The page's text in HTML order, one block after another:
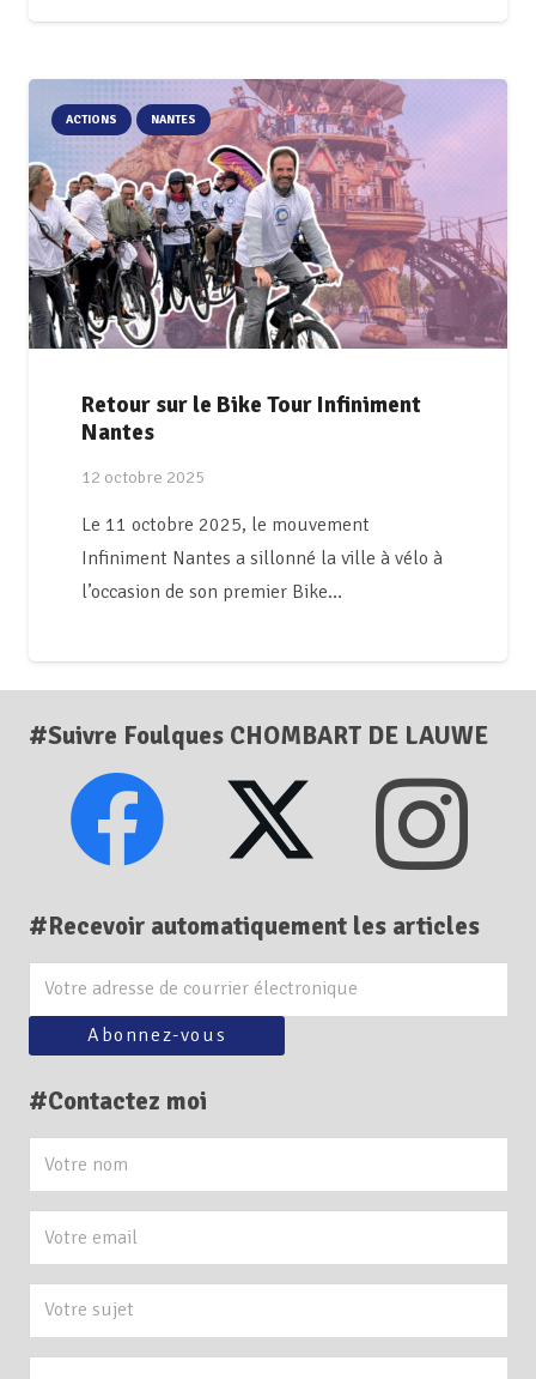
ACTIONS NANTES
Retour sur le Bike Tour Infiniment
Nantes
12 octobre 2025
Le 11 octobre 2025, le mouvement
Infiniment Nantes a sillonné la ville à vélo à
l’occasion de son premier Bike…
#Suivre Foulques CHOMBART DE LAUWE
#Recevoir automatiquement les articles
#Contactez moi